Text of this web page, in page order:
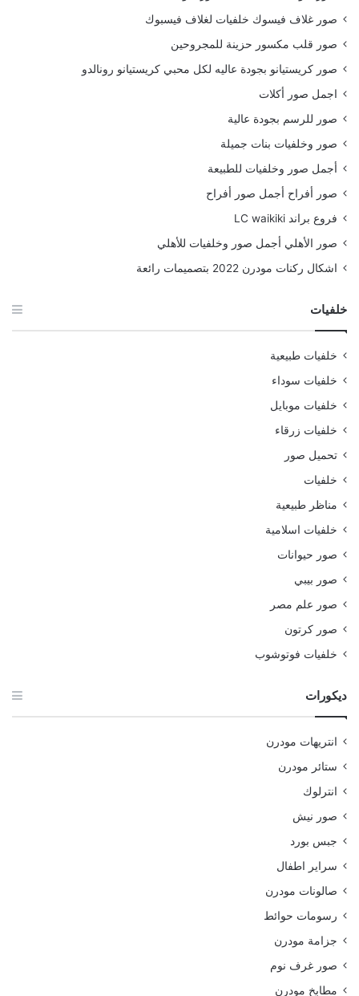
صور غلاف فيسوك خلفيات لغلاف فيسبوك
صور قلب مكسور حزينة للمجروحين
صور كريستيانو بجودة عاليه لكل محبي كريستيانو رونالدو
اجمل صور أكلات
صور للرسم بجودة عالية
صور وخلفيات بنات جميلة
أجمل صور وخلفيات للطبيعة
صور أفراح أجمل صور أفراح
فروع براند LC waikiki
صور الأهلي أجمل صور وخلفيات للأهلي
اشكال ركنات مودرن 2022 بتصميمات رائعة
خلفيات
خلفيات طبيعية
خلفيات سوداء
خلفيات موبايل
خلفيات زرقاء
تحميل صور
خلفيات
مناظر طبيعية
خلفيات اسلامية
صور حيوانات
صور بيبي
صور علم مصر
صور كرتون
خلفيات فوتوشوب
ديكورات
انتريهات مودرن
ستائر مودرن
انترلوك
صور نيش
جبس بورد
سراير اطفال
صالونات مودرن
رسومات حوائط
جزامة مودرن
صور غرف نوم
مطابخ مودرن